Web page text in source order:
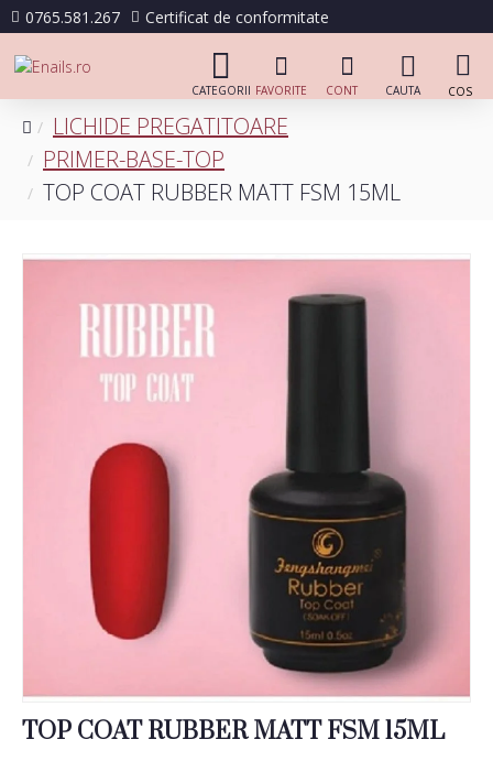
0765.581.267 Certificat de conformitate
LICHIDE PREGATITOARE
PRIMER-BASE-TOP
TOP COAT RUBBER MATT FSM 15ML
TOP COAT RUBBER MATT FSM 15ML